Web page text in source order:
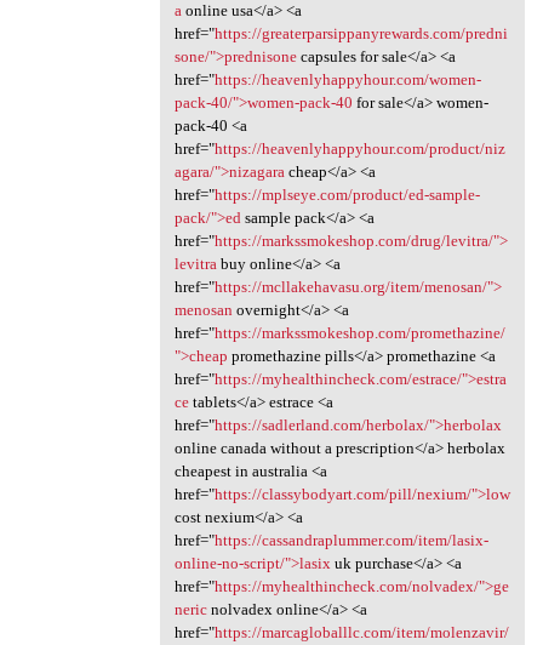
aonline usa</a> <a
href="https://greaterparsippanyrewards.com/predni
sone/">prednisonecapsules for sale</a> <a
href="https://heavenlyhappyhour.com/women-
pack-40/">women-pack-40 for sale</a> women-
pack-40 <a
href="https://heavenlyhappyhour.com/product/niz
agara/">nizagaracheap</a> <a
href="https://mplseye.com/product/ed-sample-
pack/">edsample pack</a> <a
href="https://markssmokeshop.com/drug/levitra/">
levitrabuy online</a> <a
href="https://mcllakehavasu.org/item/menosan/">
menosan overnight</a> <a
href="https://markssmokeshop.com/promethazine/
">cheap promethazine pills</a> promethazine <a
href="https://myhealthincheck.com/estrace/">estra
cetablets</a> estrace <a
href="https://sadlerland.com/herbolax/">herbolax
online canada without a prescription</a> herbolax
cheapest in australia <a
href="https://classybodyart.com/pill/nexium/">low
cost nexium</a> <a
href="https://cassandraplummer.com/item/lasix-
online-no-script/">lasixuk purchase</a> <a
href="https://myhealthincheck.com/nolvadex/">ge
nericnolvadex online</a> <a
href="https://marcagloballlc.com/item/molenzavir/